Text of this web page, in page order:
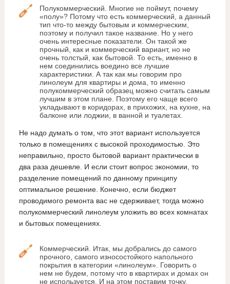
Полукоммерческий. Многие не поймут, почему
«полу»? Потому что есть коммерческий, а данный
тип что-то между бытовым и коммерческим,
поэтому и получил такое название. Но у него
очень интересные показатели. Он такой же
прочный, как и коммерческий вариант, но не
очень толстый, как бытовой. То есть, именно в
нем соединились воедино все лучшие
характеристики. А так как мы говорим про
линолеум для квартиры и дома, то именно
полукоммерческий образец можно считать самым
лучшим в этом плане. Поэтому его чаще всего
укладывают в коридорах, в прихожих, на кухне, на
балконе или лоджии, в ванной и туалетах.
Не надо думать о том, что этот вариант используется
только в помещениях с высокой проходимостью. Это
неправильно, просто бытовой вариант практически в
два раза дешевле. И если стоит вопрос экономии, то
разделение помещений по данному принципу
оптимальное решение. Конечно, если бюджет
проводимого ремонта вас не сдерживает, тогда можно
полукоммерческий линолеум уложить во всех комнатах
и бытовых помещениях.
Коммерческий. Итак, мы добрались до самого
прочного, самого износостойкого напольного
покрытия в категории «линолеум». Говорить о
нем не будем, потому что в квартирах и домах он
не используется. И на этом поставим точку.